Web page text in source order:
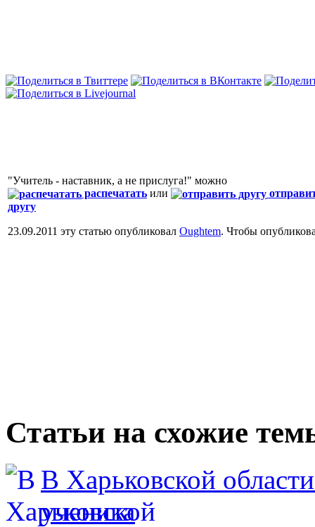
"Учитель - наставник, а не прислуга!" можно
распечатать или
другу
23.09.2011 эту статью опубликовал Oughtem. Чтобы
Статьи на схожие
В Харьковской
ученика